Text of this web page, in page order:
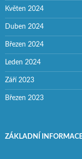
Květen 2024
Duben 2024
Březen 2024
Leden 2024
Září 2023
Březen 2023
ZÁKLADNÍ